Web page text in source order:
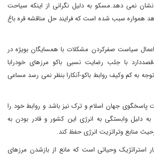
نمی دهد.مسکو به دلیل نگرانی از اینکه سیاحت
همواره سبب شده است که فرایند حل مناقشه قره باغ
اعمال سیاست صفرکردن مشکلات با همسایگان بویژه در
با جلب رضایت نسبی باکو مرزهای خودرابا
توجه به کم وکیف روابط باکو-آنکارا بنظر نمی رسد مساعی
پاسخگوی جهان اسلام و ترک نیز باشد و روابط خود را
به دلیل وابستگی به انرژی این کشور و قادر بودن به
منابع وتراتزیت انرژی حفظ کند.
استراتژیک وحیاتی است که مانع از بازشدن مرزهای